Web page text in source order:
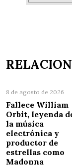
8 de agosto de 2026
Fallece William
Orbit, leyenda
la música
electrónica y
productor de
estrellas como
Madonna